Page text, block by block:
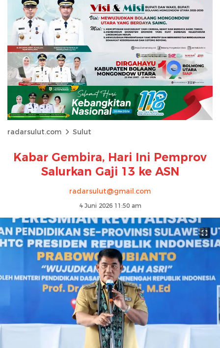
radarsulut.com Sulut
Kabar Gembira, Hari Ini Pemprov
Salurkan Gaji 13 ke ASN
radarsulut@gmail.com
4 Juni 2026 11:50 am